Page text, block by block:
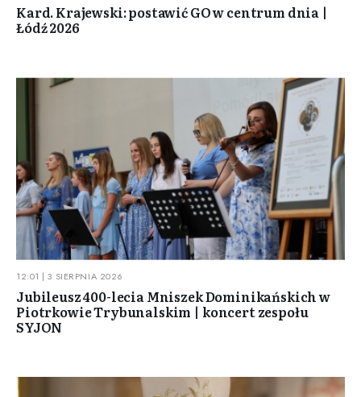
Kard. Krajewski: postawić GO w centrum dnia |
Łódź 2026
12:01 | 3 SIERPNIA 2026
Jubileusz 400-lecia Mniszek Dominikańskich w
Piotrkowie Trybunalskim | koncert zespołu
SYJON